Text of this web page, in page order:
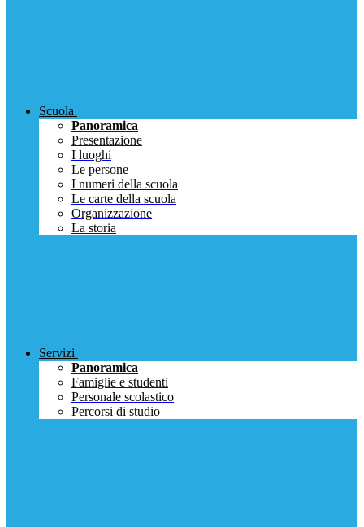
Scuola
Panoramica
Presentazione
I luoghi
Le persone
I numeri della scuola
Le carte della scuola
Organizzazione
La storia
Servizi
Panoramica
Famiglie e studenti
Personale scolastico
Percorsi di studio